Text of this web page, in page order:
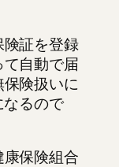
証を登録
て自動で届
険扱いに
なるので
保険組合